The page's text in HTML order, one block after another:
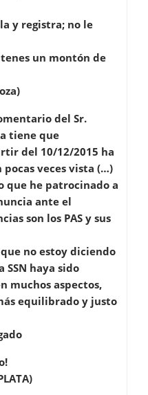
y registra; no le
un montón de
del Sr.
tiene que
del 10/12/2015 ha
veces vista (…)
que he patrocinado a
ante el
son los PAS y sus
no estoy diciendo
haya sido
muchos aspectos,
equilibrado y justo